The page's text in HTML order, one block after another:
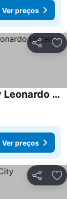
Ver preços
Partilhar
Hotel Magdeburg City Center by Leonardo Hotels
Ver preços
Partilhar